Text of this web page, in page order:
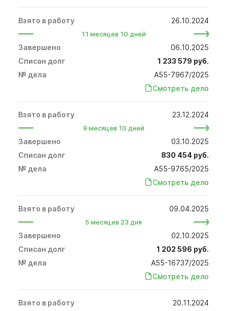
26.10.2024
11 месяцев 10 дней
06.10.2025
1 233 579 руб.
А55-7967/2025
Смотреть дело
23.12.2024
9 месяцев 10 дней
03.10.2025
830 454 руб.
А55-9765/2025
Смотреть дело
09.04.2025
5 месяцев 23 дня
02.10.2025
1 202 596 руб.
А55-16737/2025
Смотреть дело
20.11.2024